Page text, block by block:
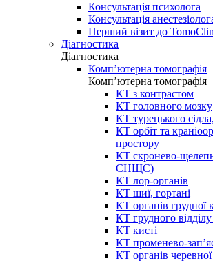
Консультація психолога
Консультація
Перший візит до
Діагностика
Діагностика
Комп’ютерна томографія
Комп’ютерна томографія
КТ з контрастом
КТ головного мозку
КТ турецького
КТ орбіт та
простору
КТ скронево-
СНЩС)
КТ лор-органів
КТ шиї, гортані
КТ органів грудної
КТ грудного
КТ кисті
КТ променево-
КТ органів